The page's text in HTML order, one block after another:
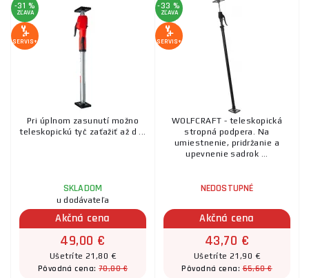
-31 %
ZĽAVA
SERVIS+
Pri úplnom zasunutí možno
teleskopickú tyč zaťažiť až d ...
SKLADOM
u dodávateľa
Akčná cena
49,00 €
Ušetríte 21,80 €
Pôvodná cena:70,80 €
-33 %
ZĽAVA
SERVIS+
WOLFCRAFT - teleskopická
stropná podpera. Na
umiestnenie, pridržanie a
upevnenie sadrok ...
NEDOSTUPNÉ
Akčná cena
43,70 €
Ušetríte 21,90 €
Pôvodná cena:65,60 €